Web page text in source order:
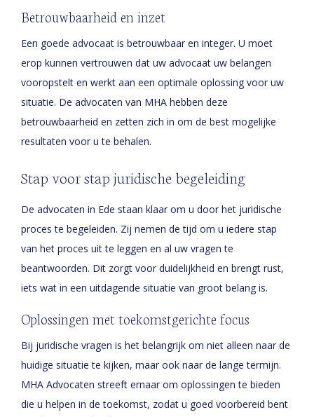
Betrouwbaarheid en inzet
Een goede advocaat is betrouwbaar en integer. U moet
erop kunnen vertrouwen dat uw advocaat uw belangen
vooropstelt en werkt aan een optimale oplossing voor uw
situatie. De advocaten van MHA hebben deze
betrouwbaarheid en zetten zich in om de best mogelijke
resultaten voor u te behalen.
Stap voor stap juridische begeleiding
De advocaten in Ede staan klaar om u door het juridische
proces te begeleiden. Zij nemen de tijd om u iedere stap
van het proces uit te leggen en al uw vragen te
beantwoorden. Dit zorgt voor duidelijkheid en brengt rust,
iets wat in een uitdagende situatie van groot belang is.
Oplossingen met toekomstgerichte focus
Bij juridische vragen is het belangrijk om niet alleen naar de
huidige situatie te kijken, maar ook naar de lange termijn.
MHA Advocaten streeft ernaar om oplossingen te bieden
die u helpen in de toekomst, zodat u goed voorbereid bent